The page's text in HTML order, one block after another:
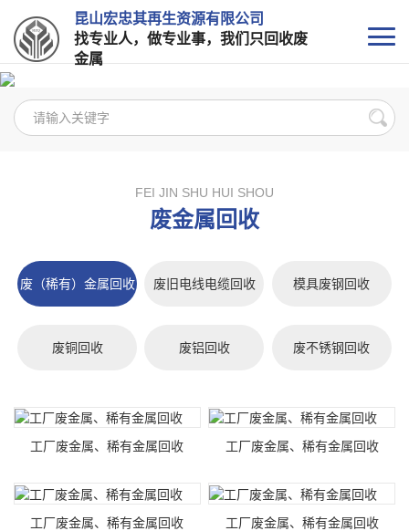
昆山宏忠其再生资源有限公司
找专业人，做专业事，我们只回收废
金属
FEI JIN SHU HUI SHOU
废金属回收
废（稀有）金属回收 废旧电线电缆回收 模具废钢回收
废铜回收 废铝回收 废不锈钢回收
工厂废金属、稀有金属回收 工厂废金属、稀有金属回收
工厂废金属、稀有金属回收 工厂废金属、稀有金属回收